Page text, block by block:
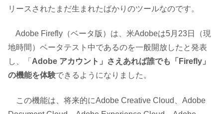
リースされたまだ生まれたばかりのツールなのです。
Adobe Firefly（ベータ版）は、米Adobeは5月23日（現
地時間）ベータテスト中であるのを一般開放したと発表
し、「 Adobe アカウント」さえあれば誰でも「Firefly」
の機能を体験できるようになりました。
この機能は、将来的にAdobe Creative Cloud、Adobe